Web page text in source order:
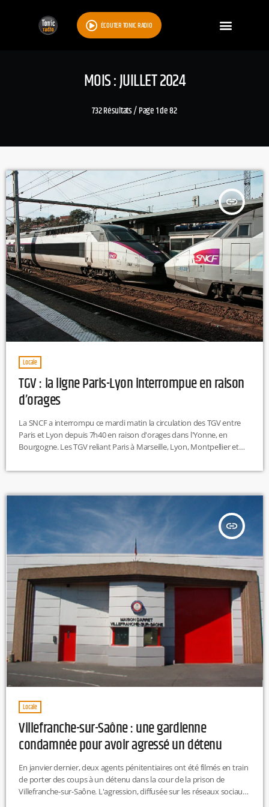
ÉCOUTER TONIC RADIO
MOIS : JUILLET 2024
732 Résultats / Page 1 de 82
insert_link
Locale
TGV : la ligne Paris-Lyon interrompue en raison
d’orages
La SNCF a interrompu ce mardi matin la circulation des TGV entre
Paris et Lyon depuis 7h40 en raison d'orages dans l'Yonne, en
Bourgogne. Les TGV reliant Paris à Marseille, Lyon, Montpellier et
rencontre des problèmes d'alimentation électrique sur la ligne Sud-
circulation ont dû être immobilisés. Des suppressions de trains […]
insert_link
Locale
Villefranche-sur-Saône : une gardienne
condamnée pour avoir agressé un détenu
En janvier dernier, deux agents pénitentiaires ont été filmés en train
de porter des coups à un détenu dans la cour de la prison de
Villefranche-sur-Saône. L'agression, diffusée sur les réseaux sociaux,